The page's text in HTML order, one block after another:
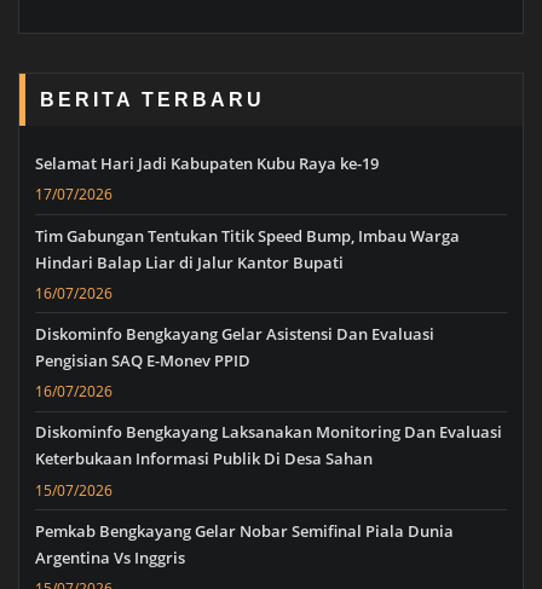
BERITA TERBARU
Selamat Hari Jadi Kabupaten Kubu Raya ke-19
17/07/2026
Tim Gabungan Tentukan Titik Speed Bump, Imbau Warga
Hindari Balap Liar di Jalur Kantor Bupati
16/07/2026
Diskominfo Bengkayang Gelar Asistensi Dan Evaluasi
Pengisian SAQ E-Monev PPID
16/07/2026
Diskominfo Bengkayang Laksanakan Monitoring Dan Evaluasi
Keterbukaan Informasi Publik Di Desa Sahan
15/07/2026
Pemkab Bengkayang Gelar Nobar Semifinal Piala Dunia
Argentina Vs Inggris